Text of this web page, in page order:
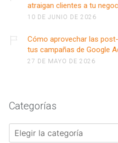
atraigan clientes a tu
10 DE JUNIO DE 2026
Cómo aprovechar las
tus campañas de Google
27 DE MAYO DE 2026
Categorías
Categorías